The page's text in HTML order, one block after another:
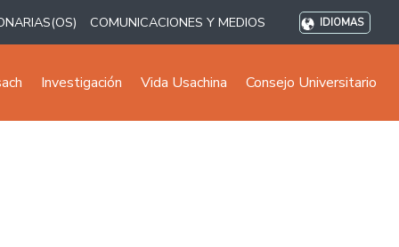
COMUNICACIONES Y MEDIOS IDIOMAS
Investigación Vida Usachina Consejo Universitario